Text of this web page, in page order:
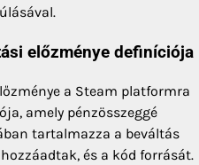
előzménye definíciója
a Steam platformra
amely pénzösszeggé
tartalmazza a beváltás
és a kód forrását.